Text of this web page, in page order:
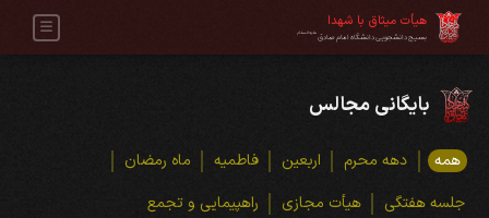
هیأت میثاق با شهدا
بسیج دانشجویی دانشگاه امام صادقعلیه‌السلام
بایگانی مجالس
همه دهه محرم اربعین فاطمیه
ماه رمضان
جلسه هفتگی
هیأت مجازی راهپیمایی و تجمع